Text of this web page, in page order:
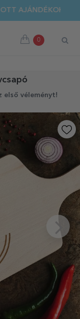
AJÁNDÉKOKAT!
0
első véleményt!